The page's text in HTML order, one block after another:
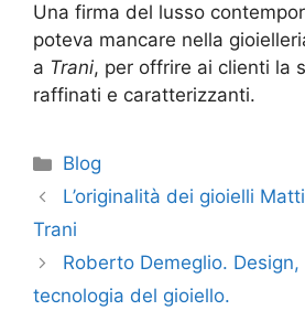
Una firma del lusso
poteva mancare nella
a Trani, per offrire ai clienti la
raffinati e caratterizzanti.
Blog
L’originalità dei gioielli
Trani
Roberto Demeglio. Design,
tecnologia del gioiello.